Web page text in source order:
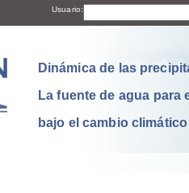
Usuario:
Dinámica de las
La fuente de agua para
bajo el cambio climático